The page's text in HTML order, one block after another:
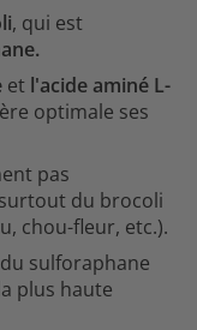
, qui est
et l'acide aminé L-
optimale ses
pas
du brocoli
chou-fleur, etc.).
sulforaphane
plus haute